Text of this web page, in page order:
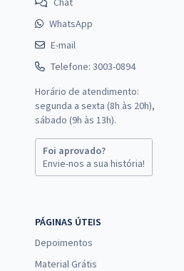
WhatsApp
E-mail
Telefone: 3003-0894
Horário de atendimento:
segunda a sexta (8h às 20h),
sábado (9h às 13h).
Foi aprovado?
Envie-nos a sua história!
PÁGINAS ÚTEIS
Depoimentos
Material Grátis